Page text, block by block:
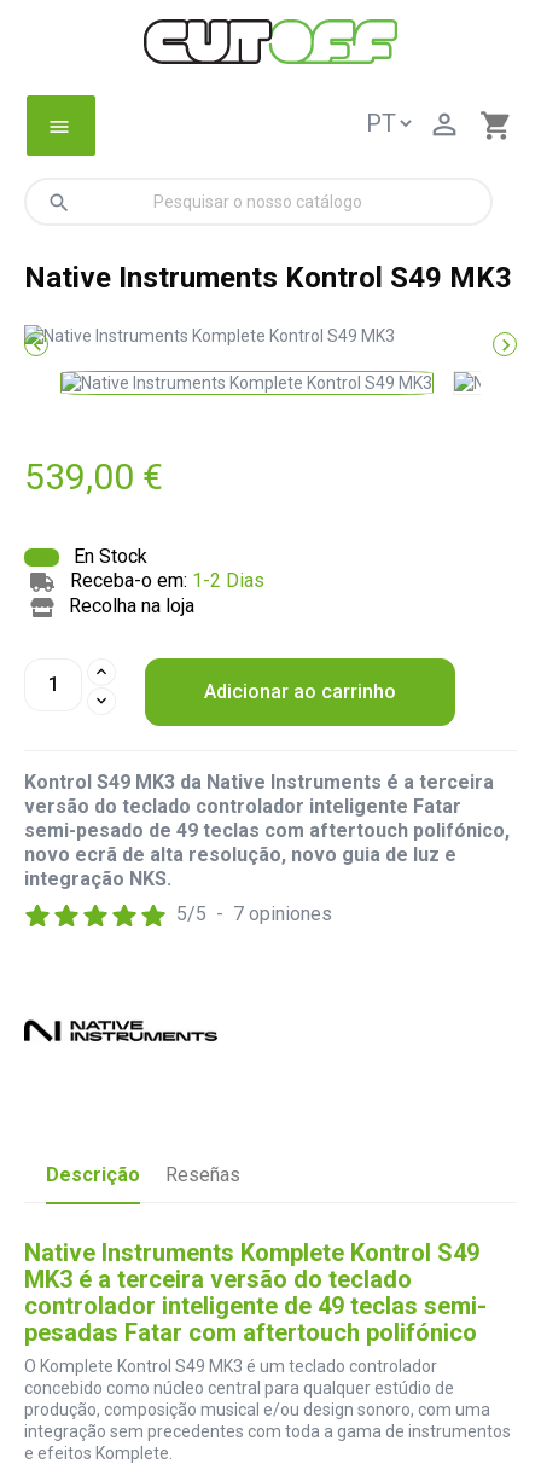
menu shopping_cart

search
Native Instruments Kontrol S49 MK3
 
539,00 €
En Stock
Receba-o em: 1-2 Dias
Recolha na loja
Adicionar ao carrinho
Kontrol S49 MK3 da Native Instruments é a terceira
versão do teclado controlador inteligente Fatar
semi-pesado de 49 teclas com aftertouch polifónico,
novo ecrã de alta resolução, novo guia de luz e
integração NKS.
5/5 - 7 opiniones
Descrição Reseñas
Native Instruments Komplete Kontrol S49
MK3 é a terceira versão do teclado
controlador inteligente de 49 teclas semi-
pesadas Fatar com aftertouch polifónico
O Komplete Kontrol S49 MK3 é um teclado controlador
concebido como núcleo central para qualquer estúdio de
produção, composição musical e/ou design sonoro, com uma
integração sem precedentes com toda a gama de instrumentos
e efeitos Komplete.